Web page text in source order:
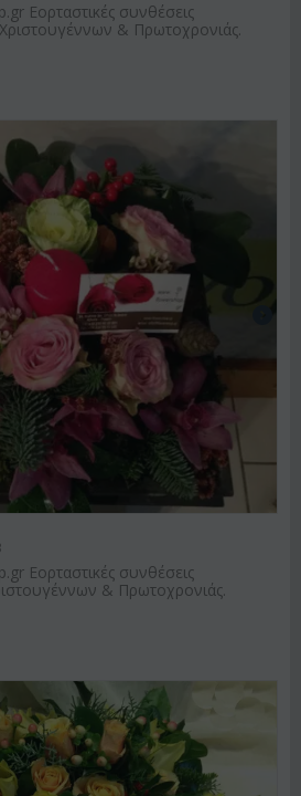
Εορταστικές συνθέσεις
& Πρωτοχρονιάς.
Εορταστικές συνθέσεις
& Πρωτοχρονιάς.